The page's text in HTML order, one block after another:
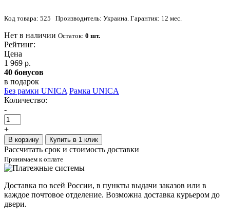
Код товара: 525 Производитель: Украина. Гарантия: 12 мес.
Нет в наличии Остаток: 0 шт.
Рейтинг:
Цена
1 969 р.
40 бонусов
в подарок
Без рамки UNICA Рамка UNICA
Количество:
-
+
В корзину Купить в 1 клик
Рассчитать срок и стоимость доставки
Принимаем к оплате
Доставка по всей России, в пункты выдачи заказов или в
каждое почтовое отделение. Возможна доставка курьером до
двери.